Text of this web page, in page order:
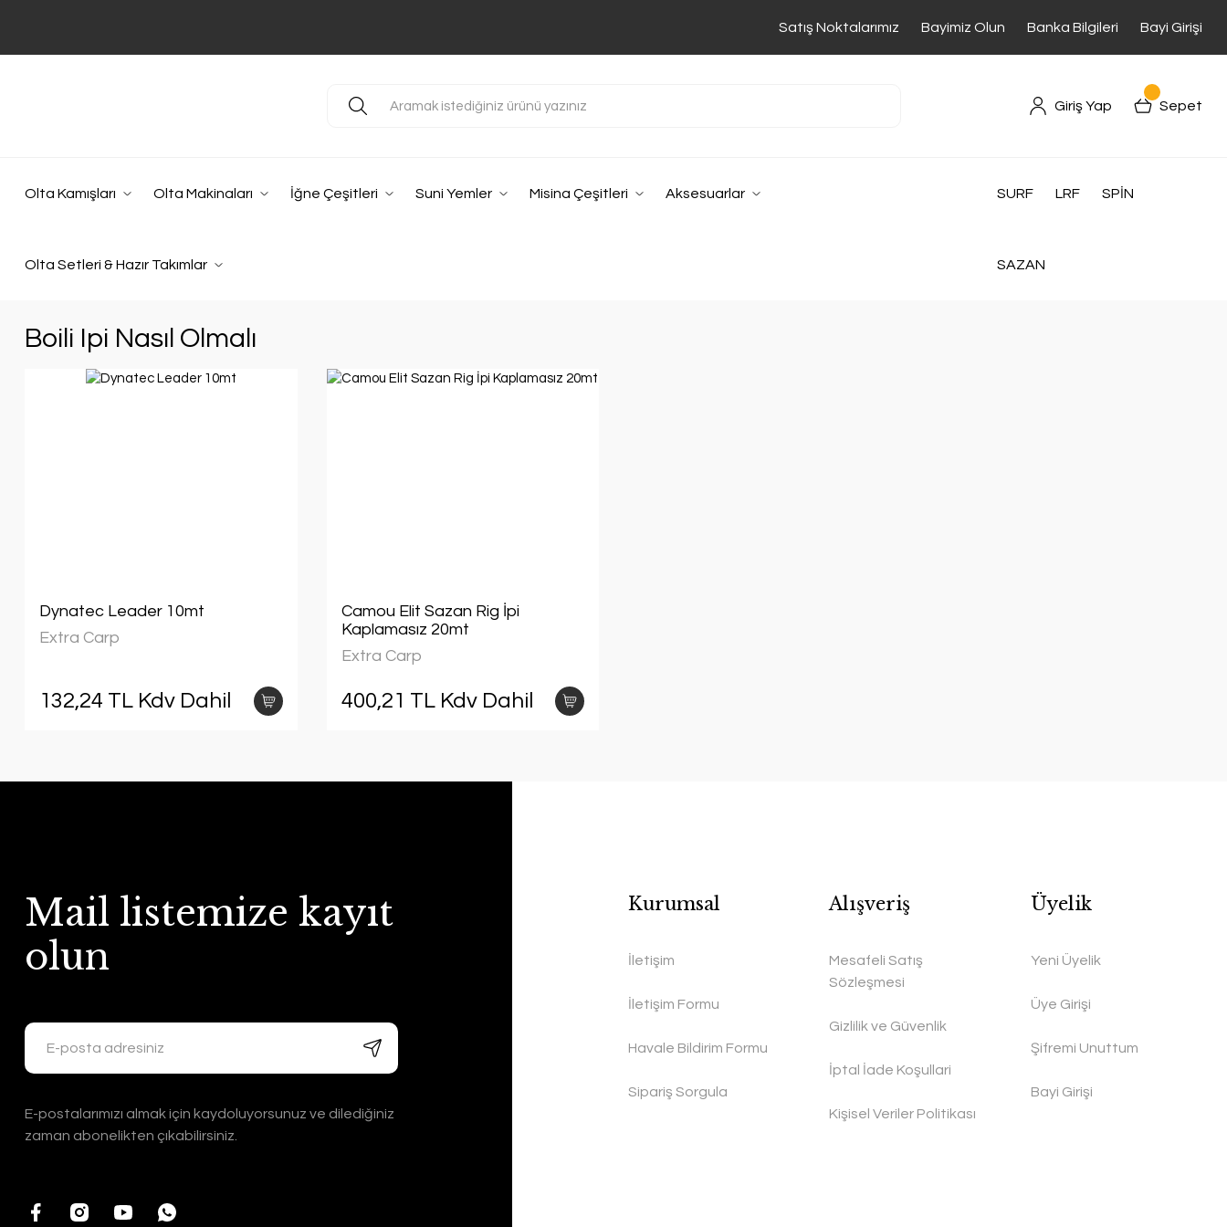
Satış Noktalarımız Bayimiz Olun Banka Bilgileri Bayi Girişi
Giriş Yap Sepet
Olta Kamışları Olta Makinaları İğne Çeşitleri Suni Yemler Misina Çeşitleri Aksesuarlar
Olta Setleri & Hazır Takımlar
SURF LRF SPİN
SAZAN
Boili Ipi Nasıl Olmalı
Dynatec Leader 10mt
Extra Carp
132,24 TL Kdv Dahil
Camou Elit Sazan Rig İpi
Kaplamasız 20mt
Extra Carp
400,21 TL Kdv Dahil
Mail listemize kayıt
olun
E-postalarımızı almak için kaydoluyorsunuz ve dilediğiniz
zaman abonelikten çıkabilirsiniz.
Kurumsal
İletişim
İletişim Formu
Havale Bildirim Formu
Sipariş Sorgula
Alışveriş
Mesafeli Satış
Sözleşmesi
Gizlilik ve Güvenlik
İptal İade Koşullari
Kişisel Veriler Politikası
Üyelik
Yeni Üyelik
Üye Girişi
Şifremi Unuttum
Bayi Girişi